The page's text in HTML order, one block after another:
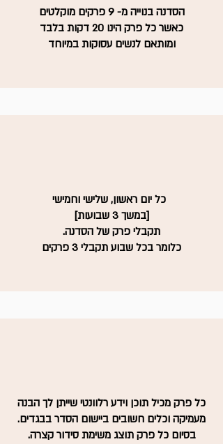
הסדנה בנוייה מ- 9 פרקים מוקלטים
כאשר כל פרק הינו 20 דקות בלבד
ומותאם לנשים עסוקות במיוחד
כל יום ראשון, שלישי וחמישי
[במשך 3 שבועות]
תקבלי פרק של הסדנה.
כלומר בכל שבוע תקבלי 3 פרקים
כל פרק מכיל תוכן וידע רלוונטי שייתן לך הבנה
מעמיקה וכלים חשובים ביישום הסדר בבגדים.
בסיום כל פרק תוצג משימת סידור קצרה.